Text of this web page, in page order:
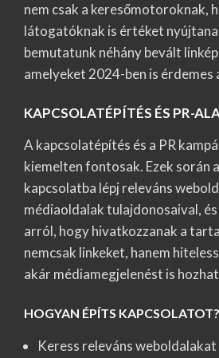
nem csak a keresőmotoroknak,
látogatóknak is értéket
bemutatunk néhány bevált
amelyeket 2024-ben is érdemes
KAPCSOLATÉPÍTÉS ÉS PR-
A kapcsolatépítés és a PR
kiemelten fontosak. Ezek során
kapcsolatba lépj releváns
médiaoldalak tulajdonosaival,
arról, hogy hivatkozzanak a
nemcsak linkeket, hanem
akár médiamegjelenést is
HOGYAN ÉPÍTS KAPCSOLATOT?
Keress releváns